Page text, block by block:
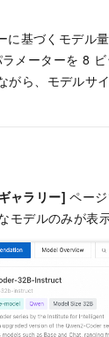
基づくモデル
メーターを 8
ら、モデルサ
ャラリー] ペー
デルのみが表示